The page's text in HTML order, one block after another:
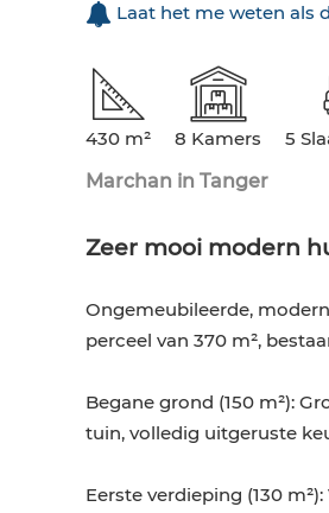
Laat het me weten als
430 m² 8 Kamers 5
Marchan in Tanger
Zeer mooi modern
Ongemeubileerde,
perceel van 370 m²,
Begane grond (150 m²):
tuin, volledig uitgeruste
Eerste verdieping (130